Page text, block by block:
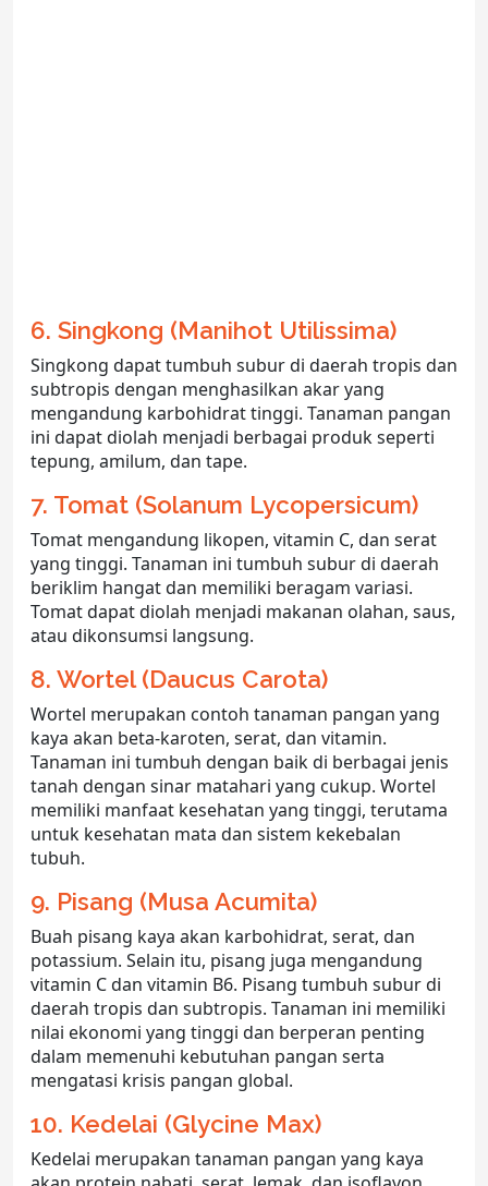
6. Singkong (Manihot Utilissima)
Singkong dapat tumbuh subur di daerah tropis dan
subtropis dengan menghasilkan akar yang
mengandung karbohidrat tinggi. Tanaman pangan
ini dapat diolah menjadi berbagai produk seperti
tepung, amilum, dan tape.
7. Tomat (Solanum Lycopersicum)
Tomat mengandung likopen, vitamin C, dan serat
yang tinggi. Tanaman ini tumbuh subur di daerah
beriklim hangat dan memiliki beragam variasi.
Tomat dapat diolah menjadi makanan olahan, saus,
atau dikonsumsi langsung.
8. Wortel (Daucus Carota)
Wortel merupakan contoh tanaman pangan yang
kaya akan beta-karoten, serat, dan vitamin.
Tanaman ini tumbuh dengan baik di berbagai jenis
tanah dengan sinar matahari yang cukup. Wortel
memiliki manfaat kesehatan yang tinggi, terutama
untuk kesehatan mata dan sistem kekebalan
tubuh.
9. Pisang (Musa Acumita)
Buah pisang kaya akan karbohidrat, serat, dan
potassium. Selain itu, pisang juga mengandung
vitamin C dan vitamin B6. Pisang tumbuh subur di
daerah tropis dan subtropis. Tanaman ini memiliki
nilai ekonomi yang tinggi dan berperan penting
dalam memenuhi kebutuhan pangan serta
mengatasi krisis pangan global.
10. Kedelai (Glycine Max)
Kedelai merupakan tanaman pangan yang kaya